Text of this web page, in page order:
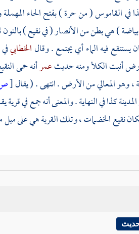
في القاموس ( منحرة) بفتح الحاء
) هي بطن منالأنصار( فينقيع)
يستنقع فيه الماء أي يجتمع . وقالالخطابي
أنبت الكلأ ومنه حديثعمرأنه حمى
، وهو المعالي من الأرض . انتهى . ( يقال[
المدينةكذا في النهاية . والمعنى أنه جمع في قرية
نقيع الخضمات، وتلك القرية هي على
كجوازه في المدن والأمصار، لأنحرة
اشترط مع عدد الأربعين أن يكون فيها وال ،